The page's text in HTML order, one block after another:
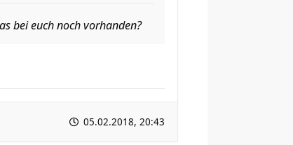
bei euch noch vorhanden?
05.02.2018, 20:43